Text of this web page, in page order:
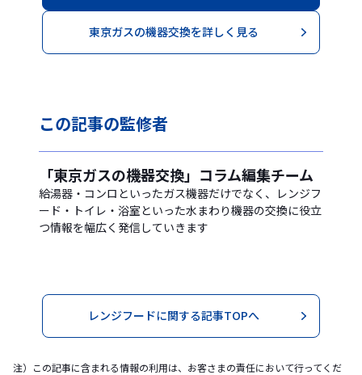
東京ガスの機器交換を詳しく見る
この記事の監修者
「東京ガスの機器交換」コラム編集チーム
給湯器・コンロといったガス機器だけでなく、レンジフ
ード・トイレ・浴室といった水まわり機器の交換に役立
つ情報を幅広く発信していきます
レンジフードに関する記事TOPへ
注）この記事に含まれる情報の利用は、お客さまの責任において行ってくだ